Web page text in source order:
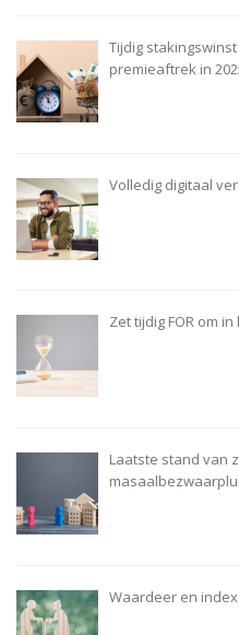
Tijdig
premieaftrek in
Volledig digitaal
Zet tijdig FOR om
Laatste stand van
Waardeer en